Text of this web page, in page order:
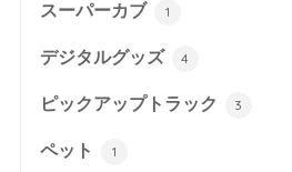
スーパーカブ 1
デジタルグッズ 4
ピックアップトラック 3
ペット 1